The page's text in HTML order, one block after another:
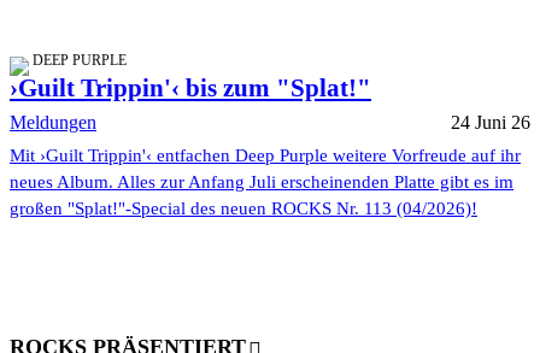
DEEP PURPLE
›Guilt Trippin'‹ bis zum "Splat!"
Meldungen 24 Juni 26
Mit ›Guilt Trippin'‹ entfachen Deep Purple weitere Vorfreude auf ihr
neues Album. Alles zur Anfang Juli erscheinenden Platte gibt es im
großen "Splat!"-Special des neuen ROCKS Nr. 113 (04/2026)!
ROCKS PRÄSENTIERT